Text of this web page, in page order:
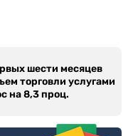
шести месяцев
торговли услугами
на 8,3 проц.